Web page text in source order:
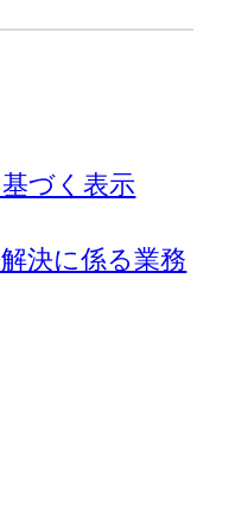
づく表示
決に係る業務